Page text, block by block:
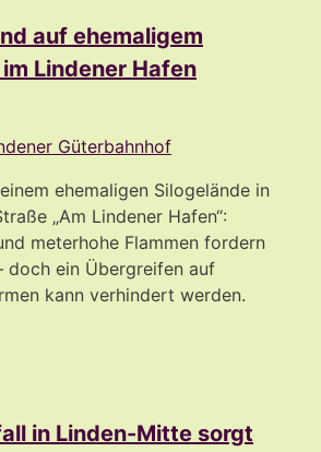
auf ehemaligem
Lindener Hafen
ehemaligen Silogelände in
„Am Lindener Hafen“:
meterhohe Flammen fordern
doch ein Übergreifen auf
kann verhindert werden.
in Linden-Mitte sorgt